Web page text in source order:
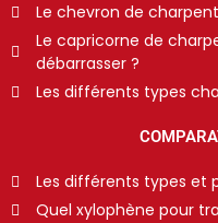
Le chevron de
Le capricorne de
débarrasser ?
Les différents types
Les différents types et
Quel xylophène pour